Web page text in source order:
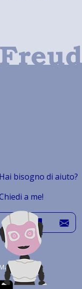
Hai bisogno di aiuto?
a me!
2018